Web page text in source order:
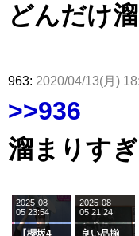
どんだけ
963: 2020/04/13(月)
>>936
溜まりす
【櫻坂4
2025-08-
05 23:54
良い品揃
2025-08-
05 21:24